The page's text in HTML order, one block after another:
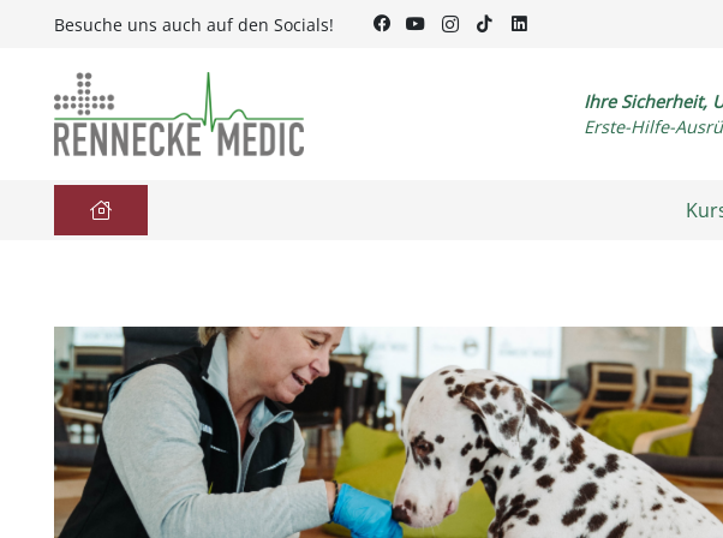
Besuche uns auch auf den Socials!
Ihre Sicherheit,
Erste-Hilfe-